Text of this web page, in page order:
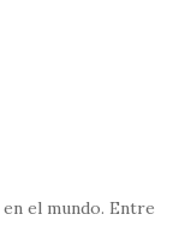
el mundo. Entre